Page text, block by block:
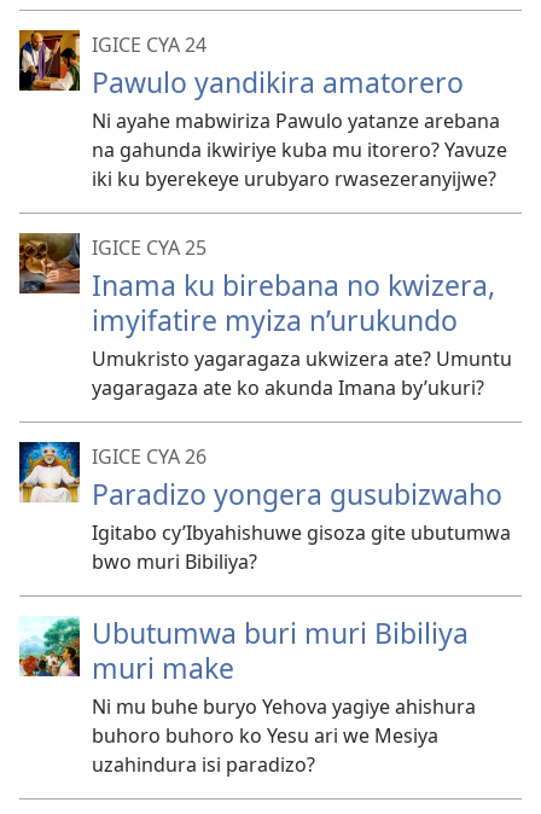
IGICE CYA 24
Pawulo yandikira amatorero
Ni ayahe mabwiriza Pawulo yatanze arebana
na gahunda ikwiriye kuba mu itorero? Yavuze
iki ku byerekeye urubyaro rwasezeranyijwe?
IGICE CYA 25
Inama ku birebana no kwizera,
imyifatire myiza n’urukundo
Umukristo yagaragaza ukwizera ate? Umuntu
yagaragaza ate ko akunda Imana by’ukuri?
IGICE CYA 26
Paradizo yongera gusubizwaho
Igitabo cy’Ibyahishuwe gisoza gite ubutumwa
bwo muri Bibiliya?
Ubutumwa buri muri Bibiliya
muri make
Ni mu buhe buryo Yehova yagiye ahishura
buhoro buhoro ko Yesu ari we Mesiya
uzahindura isi paradizo?